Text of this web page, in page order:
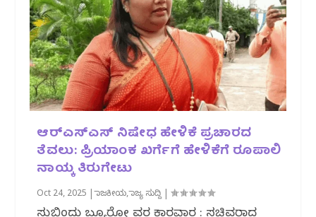
ಆರ್‌ಎಸ್‌ಎಸ್‌ ನಿಷೇಧ ಹೇಳಿಕೆ ಪ್ರಚಾರದ
ತೆವಲು: ಪ್ರಿಯಾಂಕ ಖರ್ಗೆಗೆ ಹೇಳಿಕೆಗೆ ರೂಪಾಲಿ
ನಾಯ್ಕ ತಿರುಗೇಟು
Oct 24, 2025 |ರಾಜಕೀಯ,ರಾಜ್ಯ ಸುದ್ದಿ |